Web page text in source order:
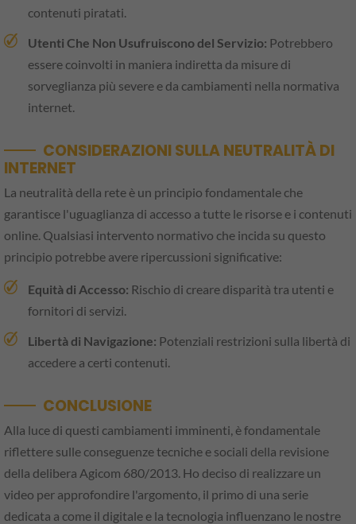
contenuti piratati.
Utenti Che Non Usufruiscono del Servizio: Potrebbero
essere coinvolti in maniera indiretta da misure di
sorveglianza più severe e da cambiamenti nella normativa
internet.
CONSIDERAZIONI SULLA NEUTRALITÀ DI
INTERNET
La neutralità della rete è un principio fondamentale che
garantisce l'uguaglianza di accesso a tutte le risorse e i contenuti
online. Qualsiasi intervento normativo che incida su questo
principio potrebbe avere ripercussioni significative:
Equità di Accesso: Rischio di creare disparità tra utenti e
fornitori di servizi.
Libertà di Navigazione: Potenziali restrizioni sulla libertà di
accedere a certi contenuti.
CONCLUSIONE
Alla luce di questi cambiamenti imminenti, è fondamentale
riflettere sulle conseguenze tecniche e sociali della revisione
della delibera Agicom 680/2013. Ho deciso di realizzare un
video per approfondire l'argomento, il primo di una serie
dedicata a come il digitale e la tecnologia influenzano le nostre